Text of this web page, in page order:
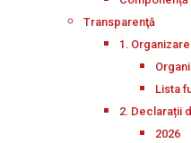
Transparenţă
1. Organizare
Lista
2. Declarații
2026